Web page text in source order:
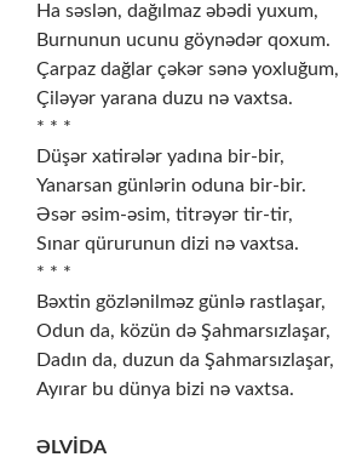
Ha səslən, dağılmaz əbədi yuxum,
Burnunun ucunu göynədər qoxum.
Çarpaz dağlar çəkər sənə yoxluğum,
Çiləyər yarana duzu nə vaxtsa.
* * *
Düşər xatirələr yadına bir-bir,
Yanarsan günlərin oduna bir-bir.
Əsər əsim-əsim, titrəyər tir-tir,
Sınar qürurunun dizi nə vaxtsa.
* * *
Bəxtin gözlənilməz günlə rastlaşar,
Odun da, közün də Şahmarsızlaşar,
Dadın da, duzun da Şahmarsızlaşar,
Ayırar bu dünya bizi nə vaxtsa.
ƏLVİDA